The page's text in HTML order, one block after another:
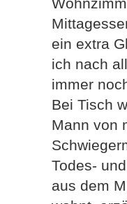
ein extra
ich nach
immer
Bei Tisch
Mann von
Todes-
aus dem